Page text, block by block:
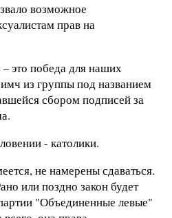
возможное
прав на
это победа для наших
из группы под названием
сбором подписей за
- католики.
не намерены сдаваться.
или поздно закон будет
"Объединенные левые"